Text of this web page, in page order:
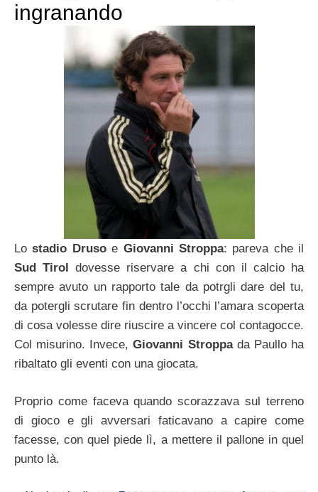
ingranando
Lostadio Drusoe Giovanni Stroppa: pareva che il
Sud Tirol dovesse riservare a chi con il calcio ha
sempre avuto un rapporto tale da potrgli dare del tu,
da potergli scrutare fin dentro l’occhi l’amara scoperta
di cosa volesse dire riuscire a vincere col contagocce.
Col misurino. Invece,Giovanni Stroppada Paullo ha
ribaltato gli eventi con una giocata.
Proprio come faceva quando scorazzava sul terreno
di gioco e gli avversari faticavano a capire come
facesse, con quel piede lì, a mettere il pallone in quel
punto là.